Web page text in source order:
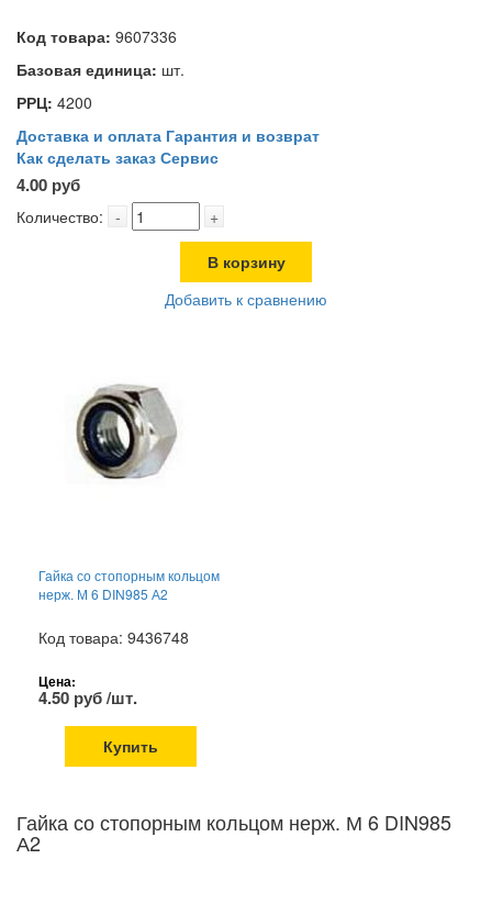
Код товара: 9607336
Базовая единица: шт.
РРЦ: 4200
Доставка и оплата Гарантия и возврат
Как сделать заказ Сервис
4.00 руб
Количество: - +
В корзину
Добавить к сравнению
Гайка со стопорным кольцом
нерж. М 6 DIN985 А2
Код товара: 9436748
Цена:
4.50 руб /шт.
Купить
Гайка со стопорным кольцом нерж. М 6 DIN985
А2